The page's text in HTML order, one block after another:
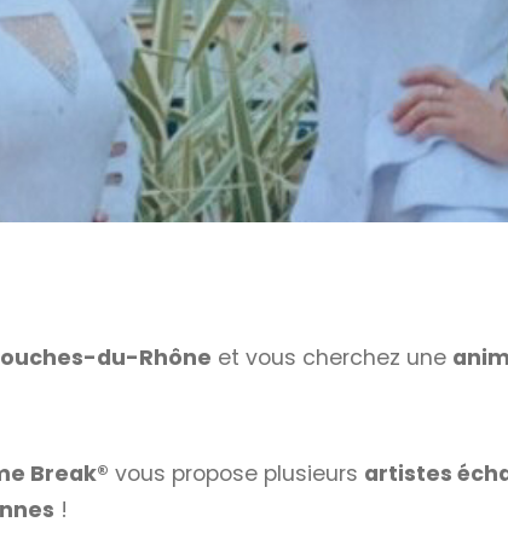
du-Rhône et vous cherchez une
Break® vous propose plusieurs artistes
!